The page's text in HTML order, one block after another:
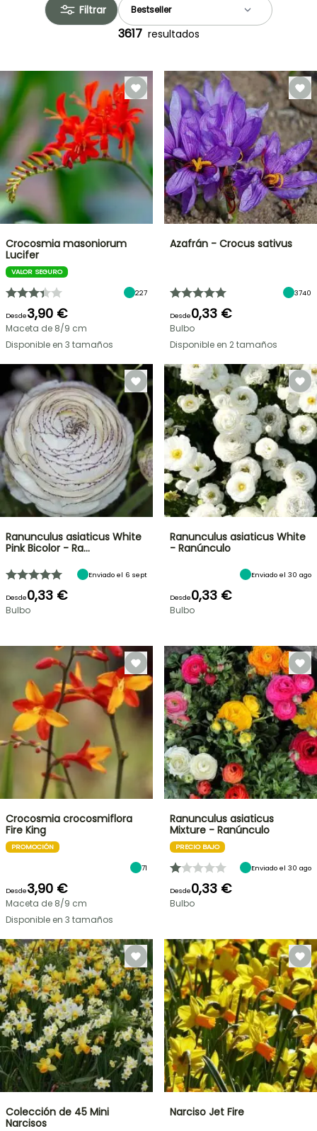
Filtrar
3617 resultados
Crocosmia masoniorum
Lucifer
VALOR SEGURO
227
Desde3,90 €
Maceta de 8/9 cm
Disponible en 3 tamaños
Azafrán - Crocus sativus
3740
Desde0,33 €
Bulbo
Disponible en 2 tamaños
Ranunculus asiaticus White
Pink Bicolor - Ra…
Enviado el 6 sept
Desde0,33 €
Bulbo
Ranunculus asiaticus White
- Ranúnculo
Enviado el 30 ago
Desde0,33 €
Bulbo
Crocosmia crocosmiflora
Fire King
PROMOCIÓN
71
Desde3,90 €
Maceta de 8/9 cm
Disponible en 3 tamaños
Ranunculus asiaticus
Mixture - Ranúnculo
PRECIO BAJO
Enviado el 30 ago
Desde0,33 €
Bulbo
Colección de 45 Mini
Narcisos
Narciso Jet Fire